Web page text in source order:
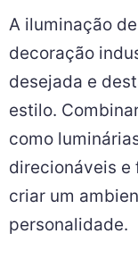
A iluminação
decoração
desejada e
estilo.
como
direcionáveis e
criar um
personalidade.